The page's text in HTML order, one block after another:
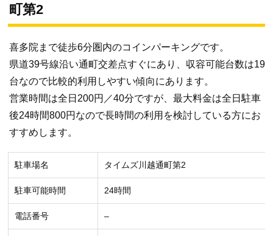
町第2
喜多院まで徒歩6分圏内のコインパーキングです。
県道39号線沿い通町交差点すぐにあり、収容可能台数は19
台なので比較的利用しやすい傾向にあります。
営業時間は全日200円／40分ですが、最大料金は全日駐車
後24時間800円なので長時間の利用を検討している方にお
すすめします。
駐車場名 タイムズ川越通町第2
駐車可能時間 24時間
電話番号 –